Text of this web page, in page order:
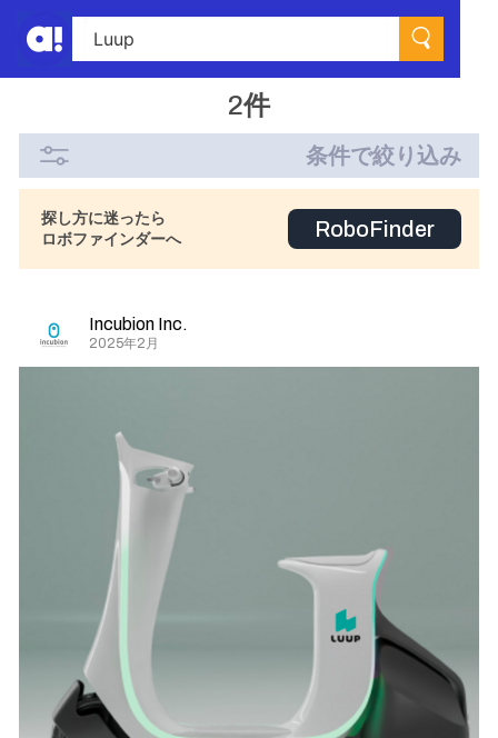
2件
条件で絞り込み
探し方に迷ったら
ロボファインダーへ
RoboFinder
Incubion Inc.
2025年2月